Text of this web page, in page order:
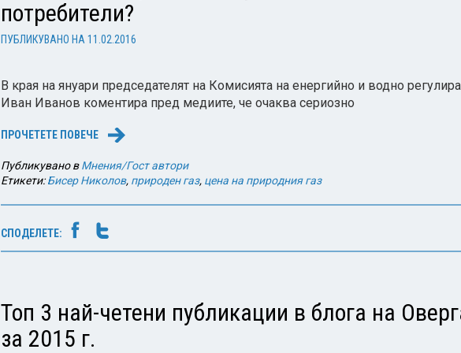
потребители?
ПУБЛИКУВАНО НА 11.02.2016
В края на януари председателят на Комисията на енергийно и водно
Иван Иванов коментира пред медиите, че очаква сериозно
ПРОЧЕТЕТЕ ПОВЕЧЕ →
Публикувано вМнения/Гост автори
Етикети:Бисер Николов, природен газ, цена на природния газ
СПОДЕЛЕТЕ:
Топ 3 най-четени публикации в блога на
за 2015 г.